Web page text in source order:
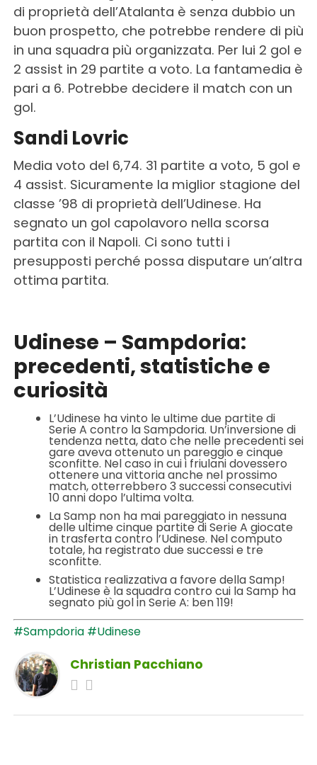
di proprietà dell’Atalanta è senza dubbio un
buon prospetto, che potrebbe rendere di più
in una squadra più organizzata. Per lui 2 gol e
2 assist in 29 partite a voto. La fantamedia è
pari a 6. Potrebbe decidere il match con un
gol.
Sandi Lovric
Media voto del 6,74. 31 partite a voto, 5 gol e
4 assist. Sicuramente la miglior stagione del
classe ’98 di proprietà dell’Udinese. Ha
segnato un gol capolavoro nella scorsa
partita con il Napoli. Ci sono tutti i
presupposti perché possa disputare un’altra
ottima partita.
Udinese – Sampdoria:
precedenti, statistiche e
curiosità
L’Udinese ha vinto le ultime due partite di
Serie A contro la Sampdoria. Un’inversione di
tendenza netta, dato che nelle precedenti sei
gare aveva ottenuto un pareggio e cinque
sconfitte. Nel caso in cui i friulani dovessero
ottenere una vittoria anche nel prossimo
match, otterrebbero 3 successi consecutivi
10 anni dopo l’ultima volta.
La Samp non ha mai pareggiato in nessuna
delle ultime cinque partite di Serie A giocate
in trasferta contro l’Udinese. Nel computo
totale, ha registrato due successi e tre
sconfitte.
Statistica realizzativa a favore della Samp!
L’Udinese è la squadra contro cui la Samp ha
segnato più gol in Serie A: ben 119!
#Sampdoria #Udinese
Christian Pacchiano